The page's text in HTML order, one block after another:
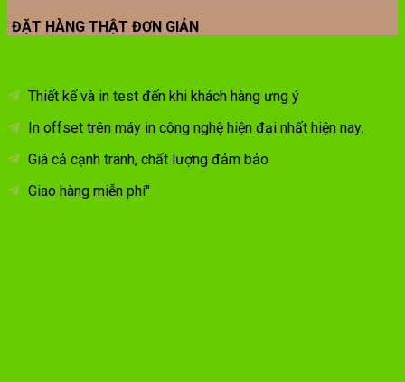
ĐẶT HÀNG THẬT ĐƠN GIẢN
Thiết kế và in test đến khi khách hàng ưng ý
In offset trên máy in công nghệ hiện đại nhất hiện nay.
Giá cả cạnh tranh, chất lượng đảm bảo
Giao hàng miễn phí"